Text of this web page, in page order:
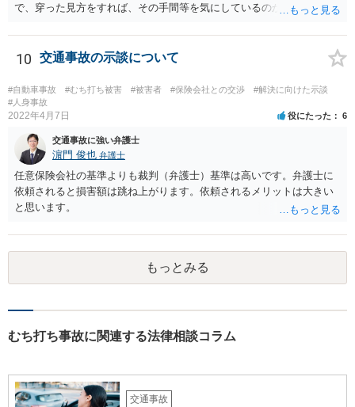
で、穿った見方をすれば、その手間等を気にしているのかもしれませ
する方が適切だと思います。人身事故にしたからといって、相手方の
罪責等がそれだけで重くなるわけではありません。
10 交通事故の示談について
#自動車事故 #むち打ち被害 #被害者 #保険会社との交渉
#解決に向けた示談
#人身事故
2022年4月7日 役にたった 6
交通事故に強い弁護士
濵門 俊也 弁護士
任意保険会社の基準よりも裁判（弁護士）基準は高いです。弁護士に
依頼されると損害額は跳ね上がります。依頼されるメリットは大きい
と思います。
もっとみる
むち打ち事故に関連する法律相談コラム
交通事故